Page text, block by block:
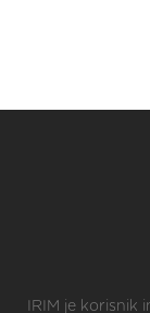
IRIM je